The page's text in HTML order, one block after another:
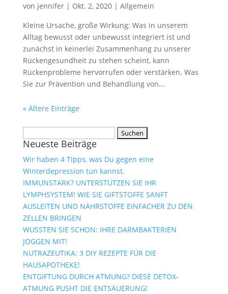
von jennifer| Okt. 2, 2020| Allgemein
Kleine Ursache, große Wirkung: Was in unserem
Alltag bewusst oder unbewusst integriert ist und
zunächst in keinerlei Zusammenhang zu unserer
Rückengesundheit zu stehen scheint, kann
Rückenprobleme hervorrufen oder verstärken. Was
Sie zur Prävention und Behandlung von...
« Ältere Einträge
nach:
Neueste Beiträge
Wir haben 4 Tipps, was Du gegen eine
Winterdepression tun kannst.
IMMUNSTARK? UNTERSTÜTZEN SIE IHR
LYMPHSYSTEM! WIE SIE GIFTSTOFFE SANFT
AUSLEITEN UND NÄHRSTOFFE EINFACHER ZU DEN
ZELLEN BRINGEN
WUSSTEN SIE SCHON: IHRE DARMBAKTERIEN
JOGGEN MIT!
NUTRAZEUTIKA: 3 DIY REZEPTE FÜR DIE
HAUSAPOTHEKE!
ENTGIFTUNG DURCH ATMUNG? DIESE DETOX-
ATMUNG PUSHT DIE ENTSÄUERUNG!